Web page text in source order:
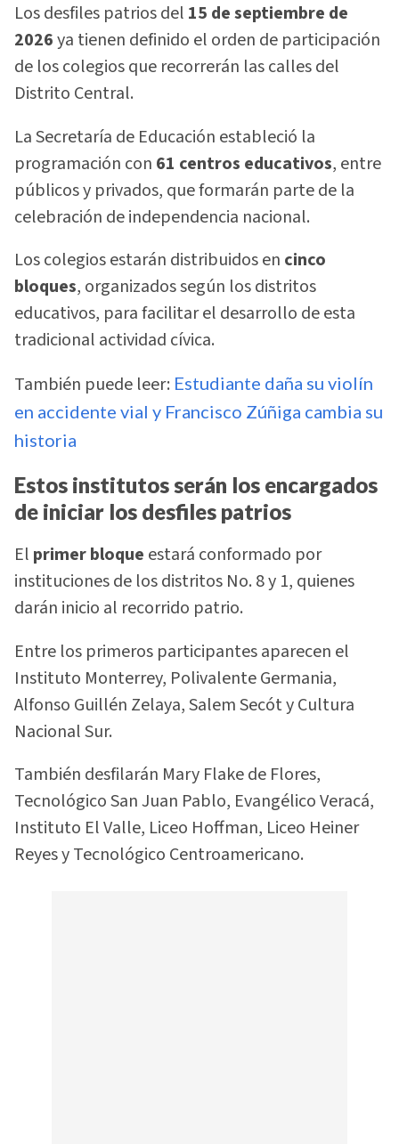
Los desfiles patrios del 15 de septiembre de
2026ya tienen definido el orden de participación
de los colegios que recorrerán las calles del
Distrito Central.
La Secretaría de Educación estableció la
programación con 61 centros educativos, entre
públicos y privados, que formarán parte de la
celebración de independencia nacional.
Los colegios estarán distribuidos en cinco
bloques, organizados según los distritos
educativos, para facilitar el desarrollo de esta
tradicional actividad cívica.
También puede leer: Estudiante daña su violín
en accidente vial y Francisco Zúñiga cambia su
historia
Estos institutos serán los encargados
de iniciar los desfiles patrios
El primer bloque estará conformado por
instituciones de los distritos No. 8 y 1, quienes
darán inicio al recorrido patrio.
Entre los primeros participantes aparecen el
Instituto Monterrey, Polivalente Germania,
Alfonso Guillén Zelaya, Salem Secót y Cultura
Nacional Sur.
También desfilarán Mary Flake de Flores,
Tecnológico San Juan Pablo, Evangélico Veracá,
Instituto El Valle, Liceo Hoffman, Liceo Heiner
Reyes y Tecnológico Centroamericano.